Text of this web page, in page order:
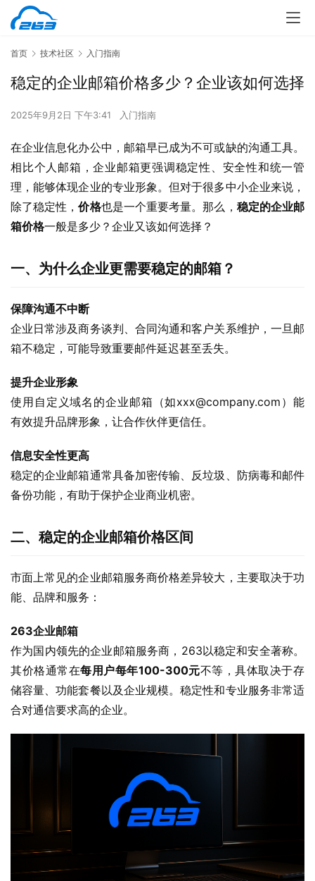
首页 技术社区 入门指南
稳定的企业邮箱价格多少？企业该如何选择
2025年9月2日 下午3:41 入门指南
在企业信息化办公中，邮箱早已成为不可或缺的沟通工具。
相比个人邮箱，企业邮箱更强调稳定性、安全性和统一管
理，能够体现企业的专业形象。但对于很多中小企业来说，
除了稳定性，价格也是一个重要考量。那么， 稳定的企业邮
箱价格一般是多少？企业又该如何选择？
一、为什么企业更需要稳定的邮箱？
保障沟通不中断
企业日常涉及商务谈判、合同沟通和客户关系维护，一旦邮
箱不稳定，可能导致重要邮件延迟甚至丢失。
提升企业形象
使用自定义域名的企业邮箱（如xxx@company.com）能
有效提升品牌形象，让合作伙伴更信任。
信息安全性更高
稳定的企业邮箱通常具备加密传输、反垃圾、防病毒和邮件
备份功能，有助于保护企业商业机密。
二、稳定的企业邮箱价格区间
市面上常见的企业邮箱服务商价格差异较大，主要取决于功
能、品牌和服务：
263企业邮箱
作为国内领先的企业邮箱服务商，263以稳定和安全著称。
其价格通常在每用户每年100-300元不等，具体取决于存
储容量、功能套餐以及企业规模。稳定性和专业服务非常适
合对通信要求高的企业。